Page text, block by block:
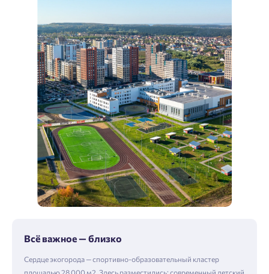
Всё важное — близко
Сердце экогорода — спортивно-образовательный кластер
площадью 28 000 м2. Здесь разместились: современный детский